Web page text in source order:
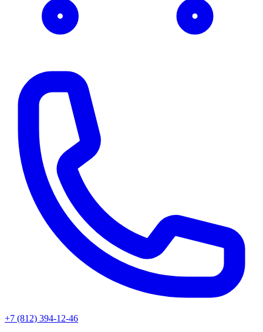
+7 (812) 394-12-46